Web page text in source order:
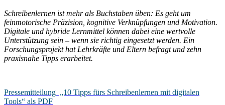
Schreibenlernen ist mehr als Buchstaben üben: Es geht um
feinmotorische Präzision, kognitive Verknüpfungen und Motivation.
Digitale und hybride Lernmittel können dabei eine wertvolle
Unterstützung sein – wenn sie richtig eingesetzt werden. Ein
Forschungsprojekt hat Lehrkräfte und Eltern befragt und zehn
praxisnahe Tipps erarbeitet.
Pressemitteilung „10 Tipps fürs Schreibenlernen mit digitalen
Tools“ als PDF